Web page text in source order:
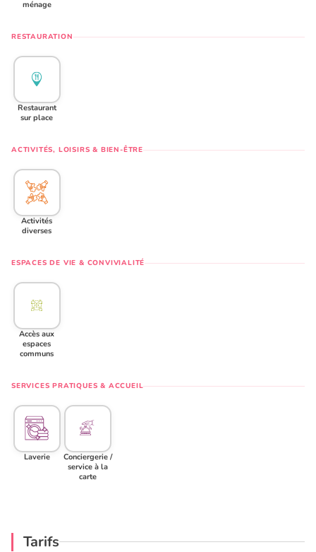
ménage
RESTAURATION
Restaurant
sur place
ACTIVITÉS, LOISIRS & BIEN-ÊTRE
Activités
diverses
ESPACES DE VIE & CONVIVIALITÉ
Accès aux
espaces
communs
SERVICES PRATIQUES & ACCUEIL
Laverie
Conciergerie /
service à la
carte
Tarifs